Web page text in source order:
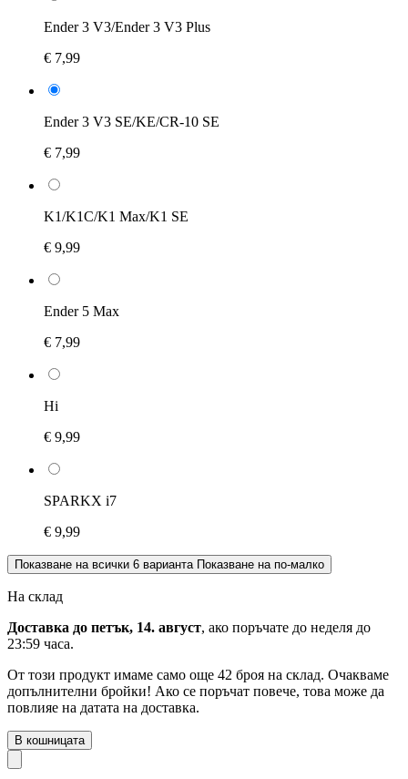
Ender 3 V3/Ender 3 V3 Plus
€ 7,99
Ender 3 V3 SE/KE/CR-10 SE
€ 7,99
K1/K1C/K1 Max/K1 SE
€ 9,99
Ender 5 Max
€ 7,99
Hi
€ 9,99
SPARKX i7
€ 9,99
Показване на всички 6 варианта Показване на по-малко
На склад
Доставка до петък, 14. август, ако поръчате до неделя до
23:59 часа.
От този продукт имаме само още 42 броя на склад. Очакваме
допълнителни бройки! Ако се поръчат повече, това може да
повлияе на датата на доставка.
В кошницата